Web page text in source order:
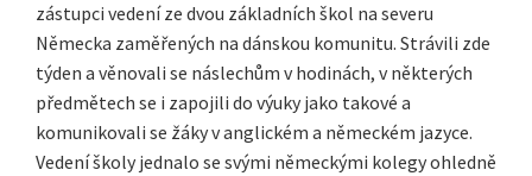
zástupci vedení ze dvou základních škol na severu
Německa zaměřených na dánskou komunitu. Strávili zde
týden a věnovali se náslechům v hodinách, v některých
předmětech se i zapojili do výuky jako takové a
komunikovali se žáky v anglickém a německém jazyce.
Vedení školy jednalo se svými německými kolegy ohledně